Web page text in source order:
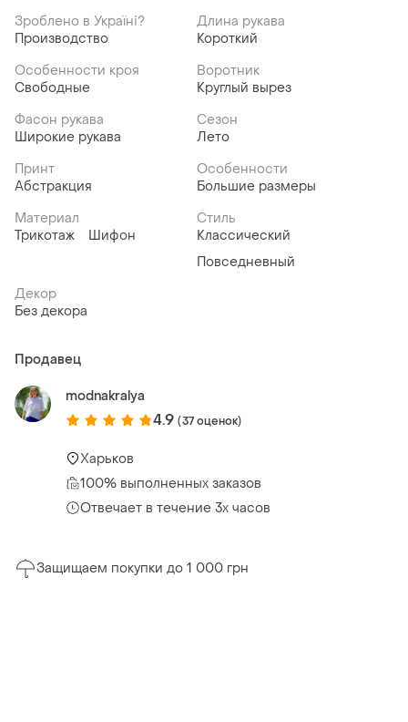
Зроблено в Україні?
Производство
Длина рукава
Короткий
Особенности кроя
Свободные
Воротник
Круглый вырез
Фасон рукава
Широкие рукава
Сезон
Лето
Принт
Абстракция
Особенности
Большие размеры
Материал
Трикотаж
Шифон
Стиль
Классический
Повседневный
Декор
Без декора
Продавец
modnakralya
4.9 (37 оценок)
Харьков
100% выполненных заказов
Отвечает в течение 3х часов
Защищаем покупки до 1 000 грн